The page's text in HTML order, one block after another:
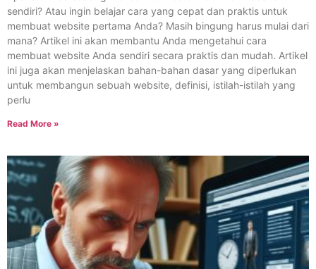
sendiri? Atau ingin belajar cara yang cepat dan praktis untuk
membuat website pertama Anda? Masih bingung harus mulai dari
mana? Artikel ini akan membantu Anda mengetahui cara
membuat website Anda sendiri secara praktis dan mudah. Artikel
ini juga akan menjelaskan bahan-bahan dasar yang diperlukan
untuk membangun sebuah website, definisi, istilah-istilah yang
perlu
Read More »